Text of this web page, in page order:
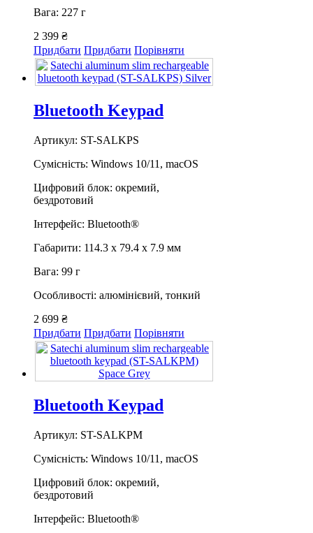
Вага: 227 г
2 399 ₴
Придбати Придбати Порівняти
Bluetooth Keypad
Артикул: ST-SALKPS
Сумісність: Windows 10/11, macOS
Цифровий блок: окремий,
бездротовий
Інтерфейс: Bluetooth®
Габарити: 114.3 х 79.4 х 7.9 мм
Вага: 99 г
Особливості: алюмінієвий, тонкий
2 699 ₴
Придбати Придбати Порівняти
Bluetooth Keypad
Артикул: ST-SALKPM
Сумісність: Windows 10/11, macOS
Цифровий блок: окремий,
бездротовий
Інтерфейс: Bluetooth®